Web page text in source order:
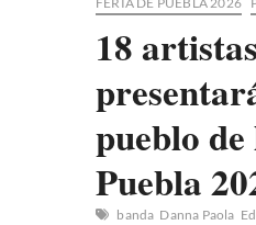
18
pueblo
Puebla
banda Danna Paola